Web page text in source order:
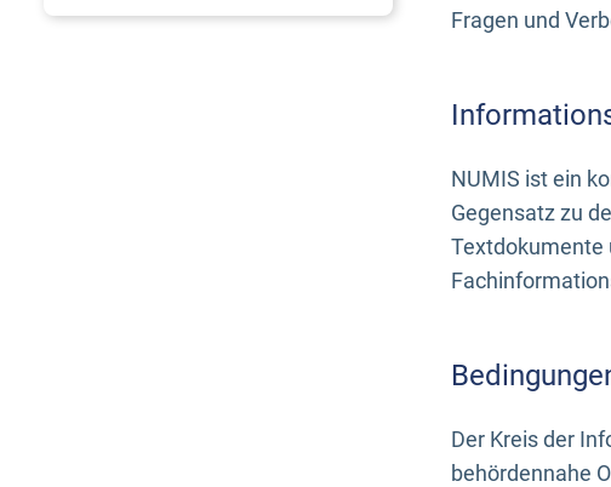
Fragen und
NUMIS ist ein
Gegensatz zu
Textdokumente
Der Kreis der
behördennahe